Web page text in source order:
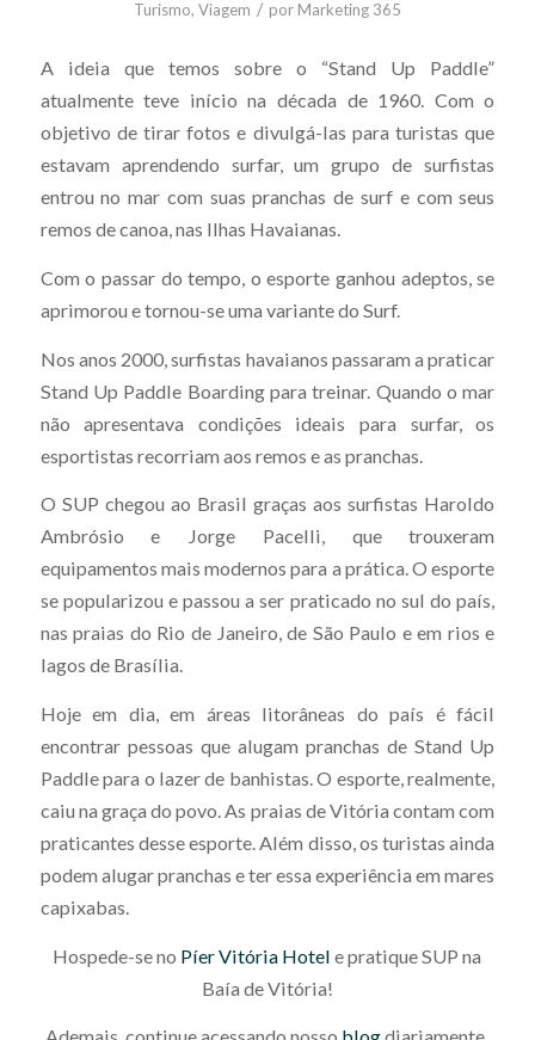
Turismo, Viagem / por Marketing 365
A ideia que temos sobre o “Stand Up Paddle”
atualmente teve início na década de 1960. Com o
objetivo de tirar fotos e divulgá-las para turistas que
estavam aprendendo surfar, um grupo de surfistas
entrou no mar com suas pranchas de surf e com seus
remos de canoa, nas Ilhas Havaianas.
Com o passar do tempo, o esporte ganhou adeptos, se
aprimorou e tornou-se uma variante do Surf.
Nos anos 2000, surfistas havaianos passaram a praticar
Stand Up Paddle Boarding para treinar. Quando o mar
não apresentava condições ideais para surfar, os
esportistas recorriam aos remos e as pranchas.
O SUP chegou ao Brasil graças aos surfistas Haroldo
Ambrósio e Jorge Pacelli, que trouxeram
equipamentos mais modernos para a prática. O esporte
se popularizou e passou a ser praticado no sul do país,
nas praias do Rio de Janeiro, de São Paulo e em rios e
lagos de Brasília.
Hoje em dia, em áreas litorâneas do país é fácil
encontrar pessoas que alugam pranchas de Stand Up
Paddle para o lazer de banhistas. O esporte, realmente,
caiu na graça do povo. As praias de Vitória contam com
praticantes desse esporte. Além disso, os turistas ainda
podem alugar pranchas e ter essa experiência em mares
capixabas.
Hospede-se no Píer Vitória Hotel e pratique SUP na
Baía de Vitória!